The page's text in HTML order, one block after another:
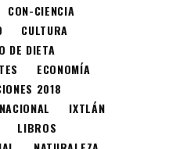
CON-CIENCIA
CULTURA
DE DIETA
ECONOMÍA
2018
IXTLÁN
LIBROS